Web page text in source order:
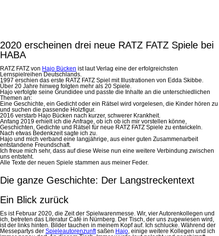
2020 erscheinen drei neue RATZ FATZ Spiele bei
HABA
RATZ FATZ von Hajo Bücken ist laut Verlag eine der erfolgreichsten
Lernspielreihen Deutschlands.
1997 erschien das erste RATZ FATZ Spiel mit Illustrationen von Edda Skibbe.
Über 20 Jahre hinweg folgten mehr als 20 Spiele.
Hajo verfolgte seine Grundidee und passte die Inhalte an die unterschiedlichen
Themen an:
Eine Geschichte, ein Gedicht oder ein Rätsel wird vorgelesen, die Kinder hören zu
und suchen die passende Holzfigur.
2016 verstarb Hajo Bücken nach kurzer, schwerer Krankheit.
Anfang 2019 erhielt ich die Anfrage, ob ich ob ich mir vorstellen könne,
Geschichten, Gedichte und Rätsel für neue RATZ FATZ Spiele zu entwickeln.
Nach etwas Bedenkzeit sagte ich zu.
Hajo und mich verband eine langjährige, aus einer guten Zusammenarbeit
entstandene Freundschaft.
Ich freue mich sehr, dass auf diese Weise nun eine weitere Verbindung zwischen
uns entsteht.
Alle Texte der neuen Spiele stammen aus meiner Feder.
Die ganze Geschichte: Der Langstreckentext
Ein Blick zurück
Es ist Februar 2020, die Zeit der Spielwarenmesse. Wir, vier Autorenkollegen und
ich, betreten das Literatur Café in Nürnberg. Der Tisch, der uns zugewiesen wird,
ist der links hinten. Bilder tauchen in meinem Kopf auf. Ich schlucke. Während der
Messepartys der Spieleautorenzunftsaßen Hajo, einige weitere Kollegen und ich